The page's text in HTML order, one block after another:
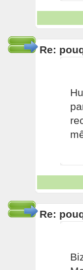
Re:
Re: